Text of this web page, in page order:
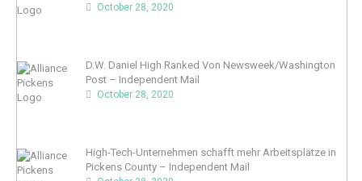
October 28, 2020
D.W. Daniel High Ranked Von Newsweek/Washington
Post – Independent Mail
October 28, 2020
High-Tech-Unternehmen schafft mehr Arbeitsplätze in
Pickens County – Independent Mail